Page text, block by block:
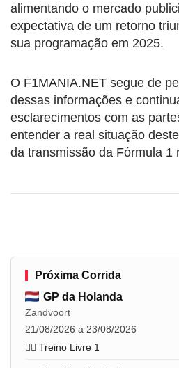
alimentando o mercado
expectativa de um retorno
sua programação em 2025.
O F1MANIA.NET segue de
dessas informações e
esclarecimentos com as
entender a real situação
da transmissão da Fórmula 1
Próxima Corrida
GP da Holanda
Zandvoort
21/08/2026 a 23/08/2026
🏋️‍♂️ Treino Livre 1